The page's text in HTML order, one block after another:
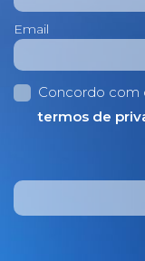
Email
Concordo com
termos de